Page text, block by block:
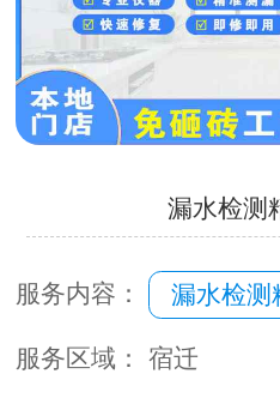
漏水检测
服务内容： 漏水检测
服务区域： 宿迁